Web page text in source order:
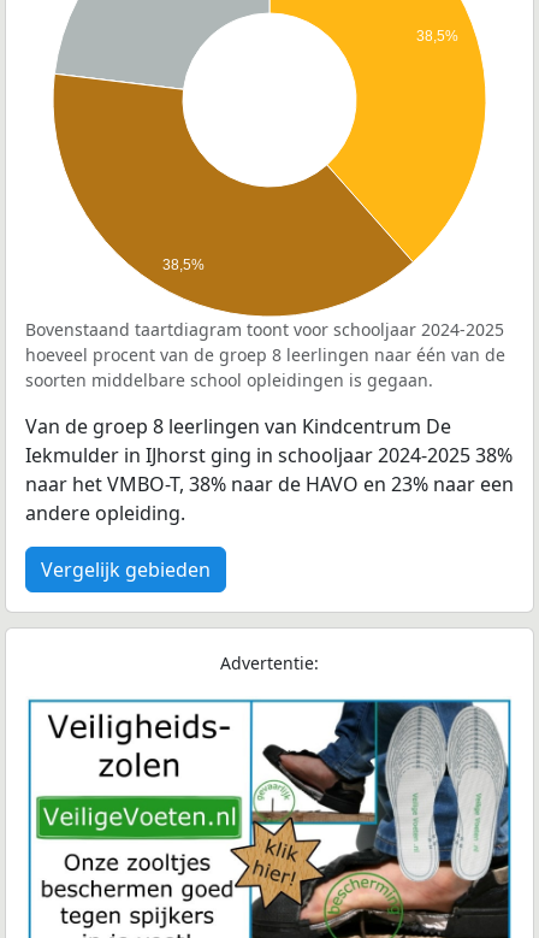
38,5%
38,5%
Bovenstaand taartdiagram toont voor schooljaar 2024-2025
hoeveel procent van de groep 8 leerlingen naar één van de
soorten middelbare school opleidingen is gegaan.
Van de groep 8 leerlingen van Kindcentrum De
Iekmulder in IJhorst ging in schooljaar 2024-2025 38%
naar het VMBO-T, 38% naar de HAVO en 23% naar een
andere opleiding.
Vergelijk gebieden
Advertentie: